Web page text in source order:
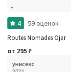
4 59 оценок
Routes Nomades Ojar
от 295₽
унисекс